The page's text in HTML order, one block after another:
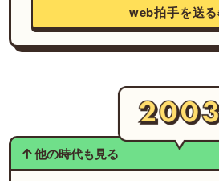
web拍手を送る
他の時代も見る